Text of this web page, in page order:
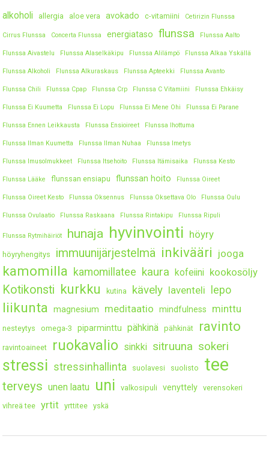
alkoholi allergia aloe vera avokado c-vitamiini Cetirizin Flunssa
Cirrus Flunssa Concerta Flunssa energiataso flunssa Flunssa Aalto
Flunssa Aivastelu Flunssa Alaselkäkipu Flunssa Alilämpö Flunssa Alkaa Yskällä
Flunssa Alkoholi Flunssa Alkuraskaus Flunssa Apteekki Flunssa Avanto
Flunssa Chili Flunssa Cpap Flunssa Crp Flunssa C Vitamiini Flunssa Ehkäisy
Flunssa Ei Kuumetta Flunssa Ei Lopu Flunssa Ei Mene Ohi Flunssa Ei Parane
Flunssa Ennen Leikkausta Flunssa Ensioireet Flunssa Ihottuma
Flunssa Ilman Kuumetta Flunssa Ilman Nuhaa Flunssa Imetys
Flunssa Imusolmukkeet Flunssa Itsehoito Flunssa Itämisaika Flunssa Kesto
Flunssa Lääke flunssan ensiapu flunssan hoito Flunssa Oireet
Flunssa Oireet Kesto Flunssa Oksennus Flunssa Oksettava Olo Flunssa Oulu
Flunssa Ovulaatio Flunssa Raskaana Flunssa Rintakipu Flunssa Ripuli
Flunssa Rytmihäiriöt hunaja hyvinvointi höyry
höyryhengitys immuunijärjestelmä inkivääri jooga
kamomilla kamomillatee kaura kofeiini kookosöljy
Kotikonsti kurkku kutina kävely laventeli lepo
liikunta magnesium meditaatio mindfulness minttu
nesteytys omega-3 piparminttu pähkinä pähkinät ravinto
ravintoaineet ruokavalio sinkki sitruuna sokeri
stressi stressinhallinta suolavesi suolisto tee
terveys unen laatu uni valkosipuli venyttely
verensokeri
vihreä tee
yrtit yrttitee yskä